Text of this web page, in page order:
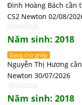
Đinh Hoàng Bách cần
CS2 Newton 02/08/
03/08/2026
Năm sinh: 2018
Đang chờ ghép
Nguyễn Thị Hương
Newton 30/07/2026
30/07/2026
Năm sinh: 2018